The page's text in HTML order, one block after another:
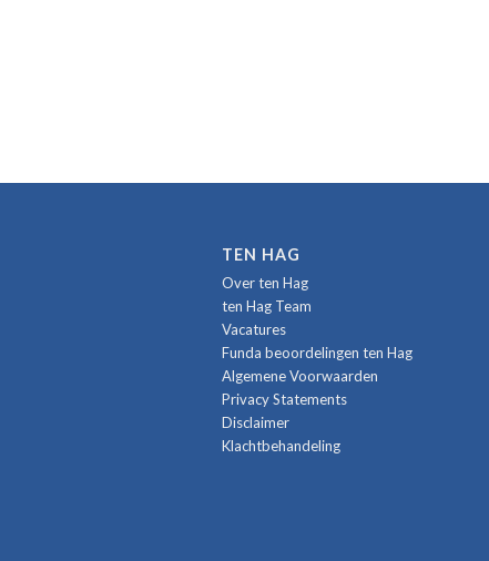
TEN HAG
Over ten Hag
ten Hag Team
Vacatures
Funda beoordelingen ten Hag
Algemene Voorwaarden
Privacy Statements
Disclaimer
Klachtbehandeling